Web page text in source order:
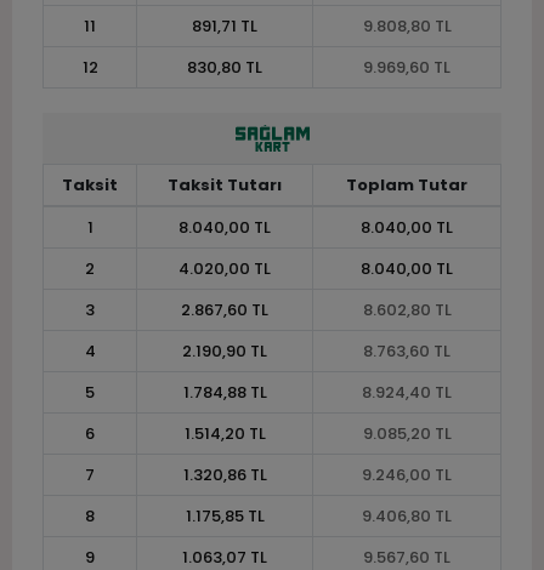
11
891,71 TL
9.808,80 TL
12
830,80 TL 9.969,60 TL
Taksit Taksit Tutarı
Toplam Tutar
1
8.040,00 TL
8.040,00 TL
2
4.020,00 TL
8.040,00 TL
3
2.867,60 TL
8.602,80 TL
4
2.190,90 TL
8.763,60 TL
5
1.784,88 TL
8.924,40 TL
6
1.514,20 TL
9.085,20 TL
7
1.320,86 TL
9.246,00 TL
8
1.175,85 TL
9.406,80 TL
9
1.063,07 TL
9.567,60 TL